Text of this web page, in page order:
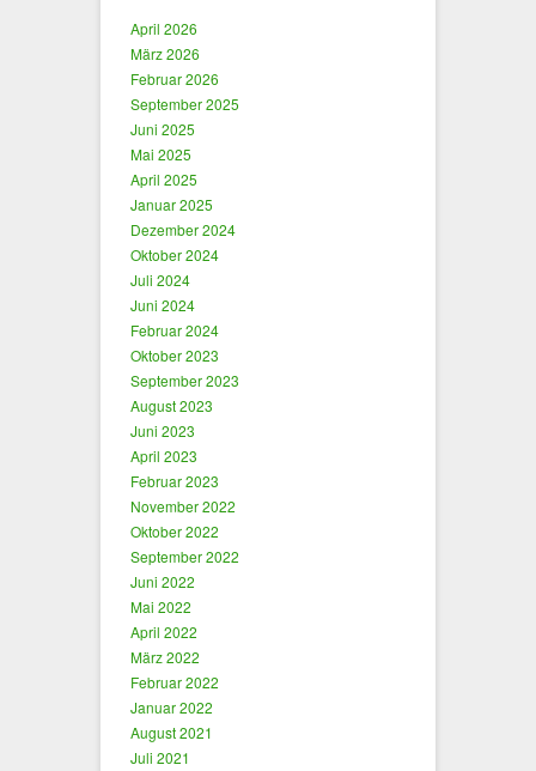
April 2026
März 2026
Februar 2026
September 2025
Juni 2025
Mai 2025
April 2025
Januar 2025
Dezember 2024
Oktober 2024
Juli 2024
Juni 2024
Februar 2024
Oktober 2023
September 2023
August 2023
Juni 2023
April 2023
Februar 2023
November 2022
Oktober 2022
September 2022
Juni 2022
Mai 2022
April 2022
März 2022
Februar 2022
Januar 2022
August 2021
Juli 2021